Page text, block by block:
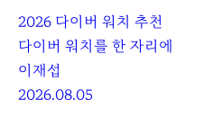
2026 다이버 워치 추천
다이버 워치를 한 자리에
이재섭
2026.08.05